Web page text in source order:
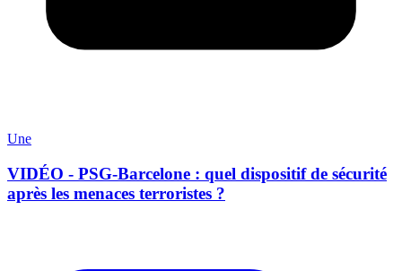
Une
VIDÉO - PSG-Barcelone : quel dispositif de sécurité
après les menaces terroristes ?